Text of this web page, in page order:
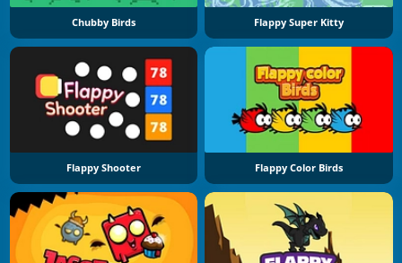
Chubby Birds Flappy Super Kitty
Flappy Shooter Flappy Color Birds